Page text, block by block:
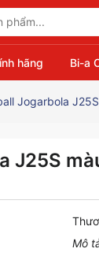
hãng Bi-a
Jogarbola
J25S
Mô